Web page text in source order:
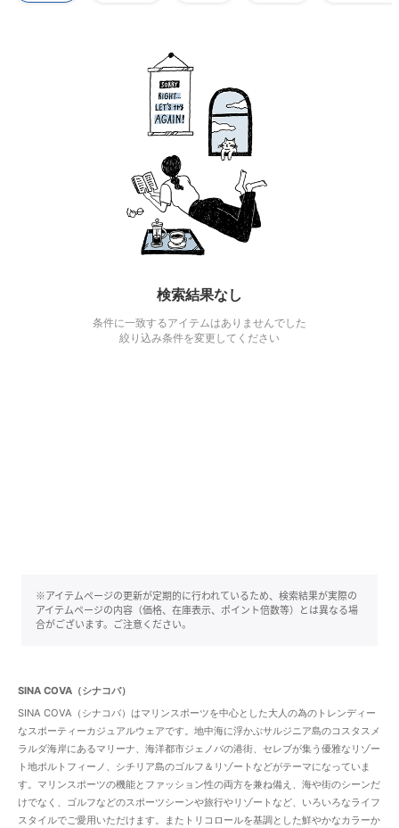
検索結果なし
条件に一致するアイテムはありませんでした
絞り込み条件を変更してください
※アイテムページの更新が定期的に行われているため、検索結果が実際の
アイテムページの内容（価格、在庫表示、ポイント倍数等）とは異なる場
合がございます。ご注意ください。
SINA COVA（シナコバ）
SINA COVA（シナコバ）はマリンスポーツを中心とした大人の為のトレンディー
なスポーティーカジュアルウェアです。地中海に浮かぶサルジニア島のコスタスメ
ラルダ海岸にあるマリーナ、海洋都市ジェノバの港街、セレブが集う優雅なリゾー
ト地ポルトフィーノ、シチリア島のゴルフ＆リゾートなどがテーマになっていま
す。マリンスポーツの機能とファッション性の両方を兼ね備え、海や街のシーンだ
けでなく、ゴルフなどのスポーツシーンや旅行やリゾートなど、いろいろなライフ
スタイルでご愛用いただけます。またトリコロールを基調とした鮮やかなカラーか